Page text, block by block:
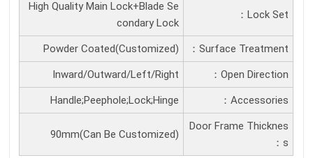
Lock Set：
High Quality Main Lock+Blade Se
condary Lock
Surface Treatment：
Powder Coated(Customized)
Open Direction：
Inward/Outward/Left/Right
Accessories：
Handle;Peephole;Lock;Hinge
Door Frame Thicknes
S：
90mm(Can Be Customized)